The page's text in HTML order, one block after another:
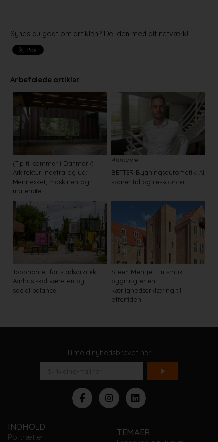
Synes du godt om artiklen? Del den med dit netværk!
Anbefalede artikler
(Tip til sommer i Danmark)
Arkitektur indefra og ud:
Mennesket, maskinen og
materialet
Annonce
BETTER Bygningsautomatik: AI
sparer tid og ressourcer
Topprioritet for stadsarkitekt:
Aarhus skal være en by i
social balance
Steen Mengel: En smuk
bygning er en
kærlighedserklæring til
eftertiden
Tilmeld nyhedsbrevet her
INDHOLD
Portrætter TEMAER